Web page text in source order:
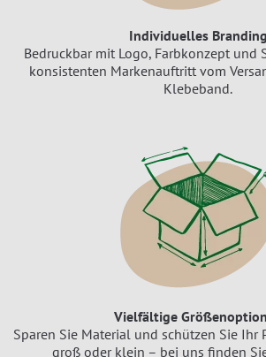
Individuelles Branding
Bedruckbar mit Logo, Farbkonzept und
konsistenten Markenauftritt vom
Klebeband.
Vielfältige
Sparen Sie Material und schützen Sie Ihr
groß oder klein – bei uns finden